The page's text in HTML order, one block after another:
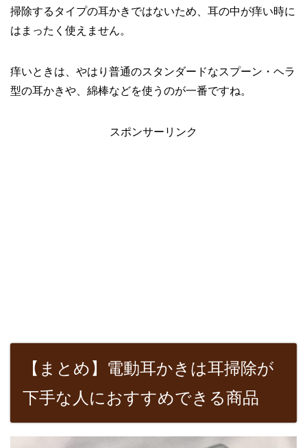
掃除するタイプの耳かきではないため、耳の中が痒い時に
はまったく使えません。
痒いときは、やはり普通のスタンダードなスプーン・ヘラ
型の耳かきや、綿棒などを使うのが一番ですね。
スポンサーリンク
【まとめ】電動耳かきは耳掃除が
下手な人におすすめできる商品